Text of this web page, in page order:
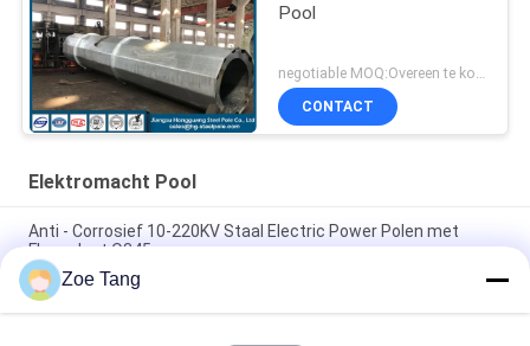
Pool
CONTACT
Elektromacht Pool
Anti - Corrosief 10-220KV Staal Electric Power Polen met
Flensplaat Q345
Verbindingstype van de staalflens Elektromacht Pool,
Gegalvaniseerde Pool met Ankerbout
Zoe Tang